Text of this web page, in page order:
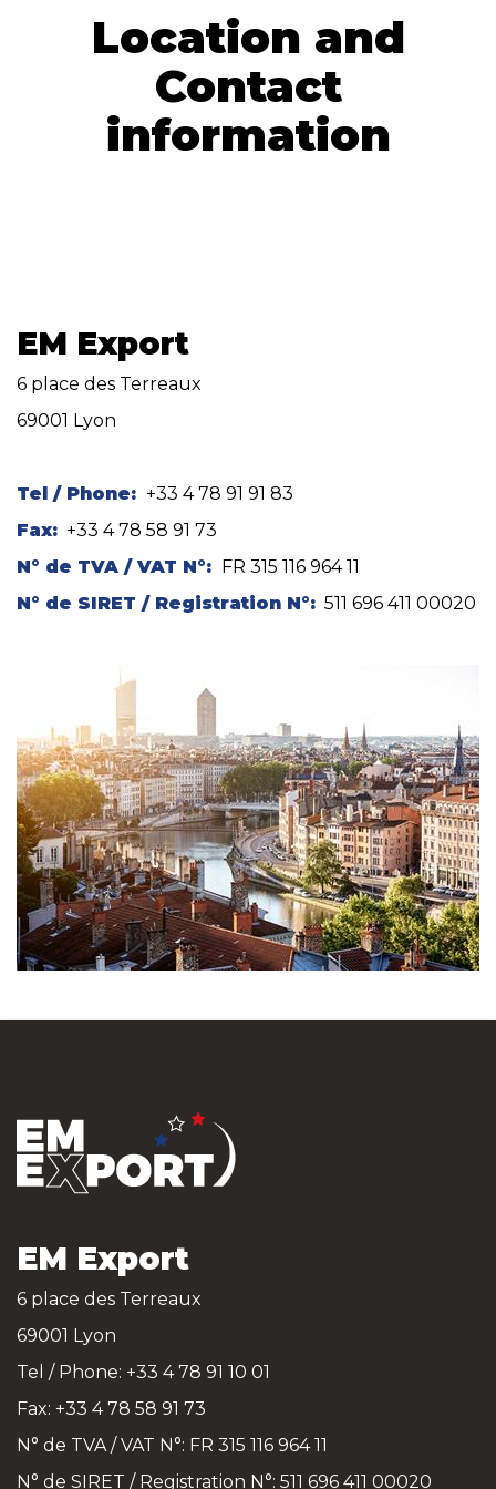
Location and
Contact
information
EM Export
6 place des Terreaux
69001 Lyon
Tel / Phone: +33 4 78 91 91 83
Fax: +33 4 78 58 91 73
N° de TVA / VAT N°: FR 315 116 964 11
N° de SIRET / Registration N°: 511 696 411 00020
EM Export
6 place des Terreaux
69001 Lyon
Tel / Phone: +33 4 78 91 10 01
Fax: +33 4 78 58 91 73
N° de TVA / VAT N°: FR 315 116 964 11
N° de SIRET / Registration N°: 511 696 411 00020